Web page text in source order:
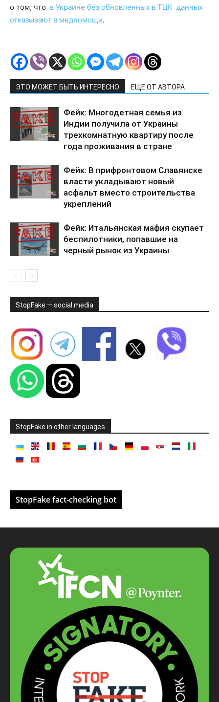
о том, что в Украине без обновленных в ТЦК данных
отказывают в медпомощи.
ЭТО МОЖЕТ БЫТЬ ИНТЕРЕСНО ЕЩЕ ОТ АВТОРА
Фейк: Многодетная семья из
Индии получила от Украины
трехкомнатную квартиру после
года проживания в стране
Фейк: В прифронтовом Славянске
власти укладывают новый
асфальт вместо строительства
укреплений
Фейк: Итальянская мафия скупает
беспилотники, попавшие на
черный рынок из Украины
StopFake — social media
StopFake in other languages
StopFake fact-checking bot